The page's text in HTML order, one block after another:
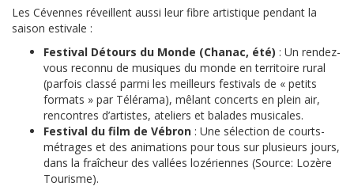
Les Cévennes réveillent aussi leur fibre artistique pendant la
saison estivale :
Festival Détours du Monde (Chanac, été) : Un rendez-
vous reconnu de musiques du monde en territoire rural
(parfois classé parmi les meilleurs festivals de « petits
formats » par Télérama), mêlant concerts en plein air,
rencontres d’artistes, ateliers et balades musicales.
Festival du film de Vébron : Une sélection de courts-
métrages et des animations pour tous sur plusieurs jours,
dans la fraîcheur des vallées lozériennes (Source: Lozère
Tourisme).